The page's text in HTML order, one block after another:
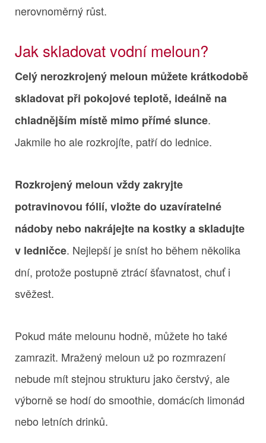
nerovnoměrný růst.
Jak skladovat vodní meloun?
Celý nerozkrojený meloun můžete krátkodobě
skladovat při pokojové teplotě, ideálně na
chladnějším místě mimo přímé slunce.
Jakmile ho ale rozkrojíte, patří do lednice.
Rozkrojený meloun vždy zakryjte
potravinovou fólií, vložte do uzavíratelné
nádoby nebo nakrájejte na kostky a skladujte
v ledničce. Nejlepší je sníst ho během několika
dní, protože postupně ztrácí šťavnatost, chuť i
svěžest.
Pokud máte melounu hodně, můžete ho také
zamrazit. Mražený meloun už po rozmrazení
nebude mít stejnou strukturu jako čerstvý, ale
výborně se hodí do smoothie, domácích limonád
nebo letních drinků.